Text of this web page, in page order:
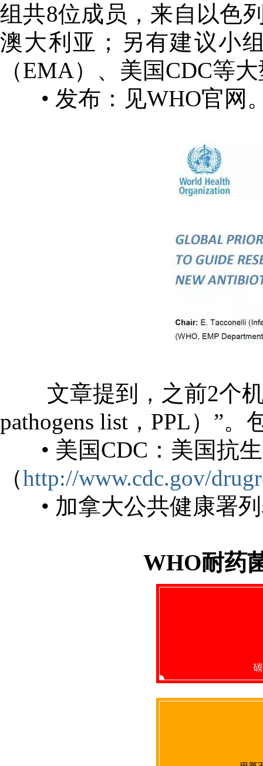
组共8位成员，来自以色
澳大利亚；另有建议小
（EMA）、美国CDC等
• 发布：见WHO官网
文章提到，之前2个机
pathogens list，PPL）”。
• 美国CDC：美国抗生
（http://www.cdc.gov/
• 加拿大公共健康署列
WHO耐药